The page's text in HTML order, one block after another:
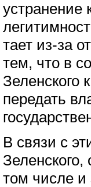
устранение
тает из-за
тем, что в
Зеленского
передать
В связи с
Зеленского,
том числе